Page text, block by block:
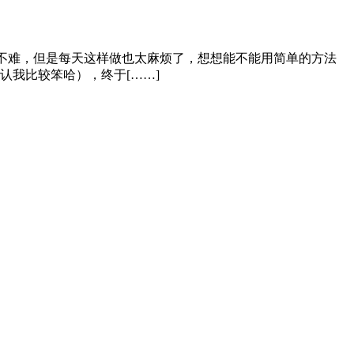
，但是每天这样做也太麻烦了，想想能不能用简单的方法
认我比较笨哈），终于[……]